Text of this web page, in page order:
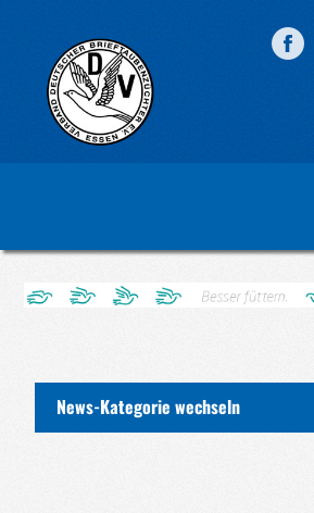
News-Kategorie wechseln